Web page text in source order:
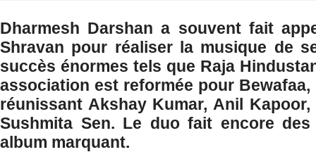
Dharmesh Darshan a souvent fait
Shravan pour réaliser la musique de
succès énormes tels que Raja
association est reformée pour
réunissant Akshay Kumar, Anil
Sushmita Sen. Le duo fait encore
album marquant.